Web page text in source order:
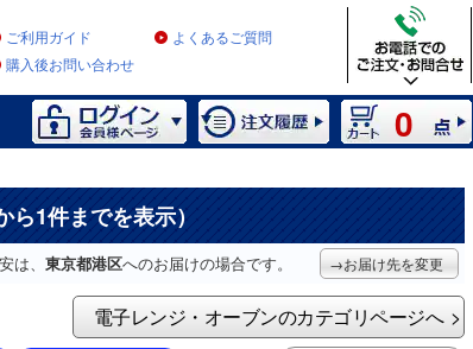
ご利用ガイド
よくあるご質問
購入後お問い合わせ
0
1件までを表示）
は、 東京都港区へのお届けの場合です。 →お届け先を変更
電子レンジ・オーブンのカテゴリページへ